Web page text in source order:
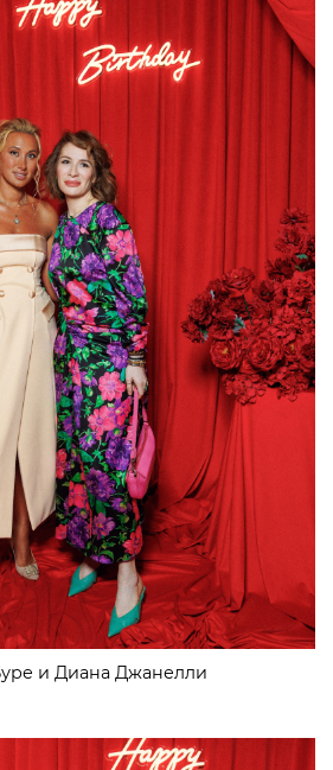
и Диана Джанелли